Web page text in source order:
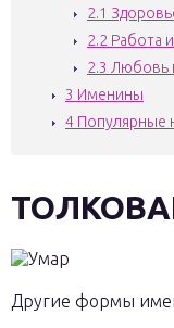
2.1
2.2 Работа
2.3 Любовь
3 Именины
4 Популярные
Другие формы